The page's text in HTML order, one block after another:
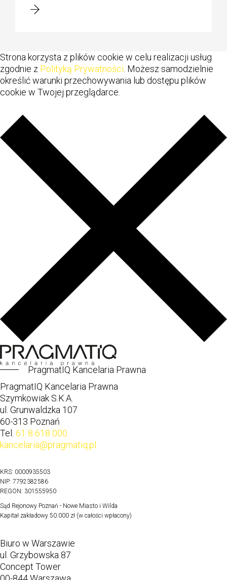
Strona korzysta z plików cookie w celu realizacji usług
zgodnie z Polityką Prywatności. Możesz samodzielnie
określić warunki przechowywania lub dostępu plików
cookie w Twojej przeglądarce.
PragmatIQ Kancelaria Prawna
PragmatIQ Kancelaria Prawna
Szymkowiak S.K.A.
ul. Grunwaldzka 107
60-313 Poznań
Tel. 61 8 618 000
kancelaria@pragmatiq.pl
KRS: 0000935503
NIP: 7792382586
REGON: 301555950
Sąd Rejonowy Poznań - Nowe Miasto i Wilda
Kapitał zakładowy 50.000 zł (w całości wpłacony)
Biuro w Warszawie
ul. Grzybowska 87
Concept Tower